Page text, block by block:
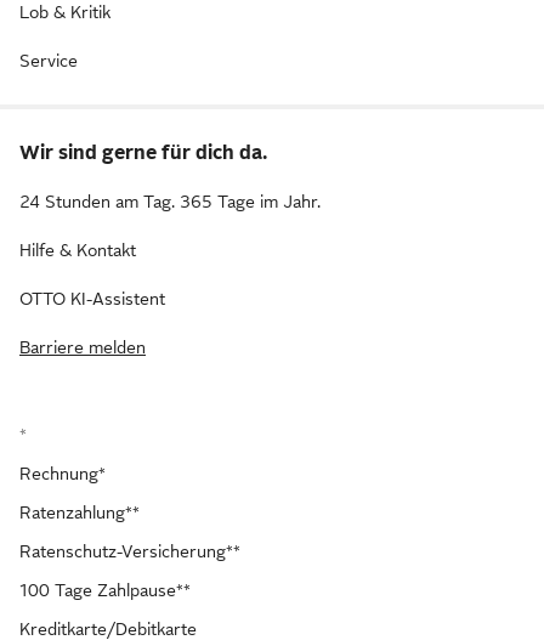
Lob & Kritik
Service
Wir sind gerne für dich da.
24 Stunden am Tag. 365 Tage im Jahr.
Hilfe & Kontakt
OTTO KI-Assistent
Barriere melden
*
Rechnung*
Ratenzahlung**
Ratenschutz-Versicherung**
100 Tage Zahlpause**
Kreditkarte/Debitkarte